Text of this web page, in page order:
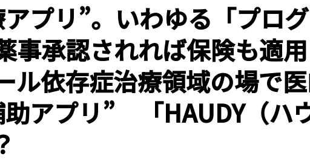
プリ”。いわゆる「プロ
事承認されれば保険も適
依存症治療領域の場で
アプリ” 「HAUDY（ハ